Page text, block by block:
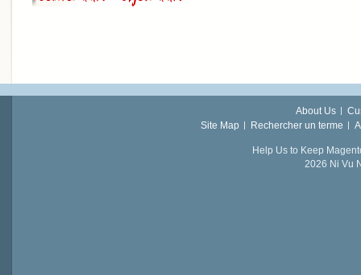
About Us
Site Map
Rechercher un terme
Help Us to Keep
2026 Ni Vu